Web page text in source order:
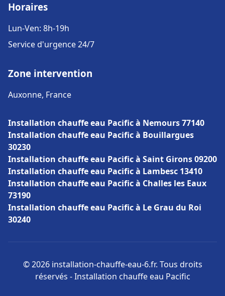
Horaires
Lun-Ven: 8h-19h
Service d'urgence 24/7
Zone intervention
Auxonne, France
Installation chauffe eau Pacific à Nemours 77140
Installation chauffe eau Pacific à Bouillargues
30230
Installation chauffe eau Pacific à Saint Girons 09200
Installation chauffe eau Pacific à Lambesc 13410
Installation chauffe eau Pacific à Challes les Eaux
73190
Installation chauffe eau Pacific à Le Grau du Roi
30240
© 2026 installation-chauffe-eau-6.fr. Tous droits
réservés - Installation chauffe eau Pacific